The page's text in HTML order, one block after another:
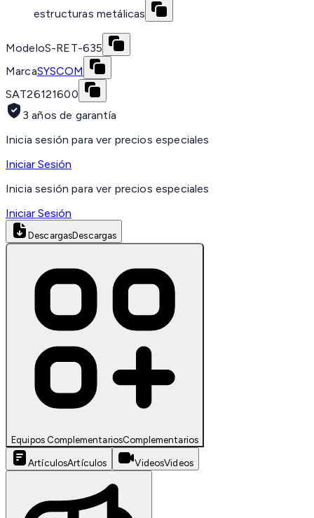
estructuras metálicas
ModeloS-RET-635
MarcaSYSCOM
SAT26121600
3 años de garantía
Inicia sesión para ver precios especiales
Iniciar Sesión
Inicia sesión para ver precios especiales
Iniciar Sesión
DescargasDescargas
Equipos ComplementariosComplementarios
ArtículosArtículos VideosVideos